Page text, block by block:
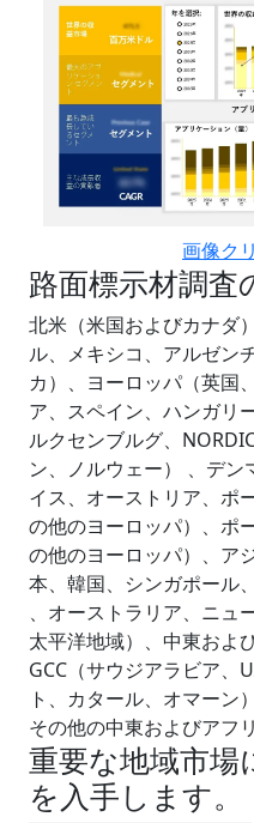
画像ク
路面標示材調査
北米（米国およびカナダ
ル、メキシコ、アルゼン
カ）、ヨーロッパ（英国
ア、スペイン、ハンガリ
ルクセンブルグ、
ン、ノルウェー） 、デ
イス、オーストリア、ポ
の他のヨーロッパ）、ポ
の他のヨーロッパ）、ア
本、韓国、シンガポール
、オーストラリア、ニュ
太平洋地域）、中東およ
GCC（サウジアラビア、
ト、カタール、オマーン
その他の中東およびアフ
重要な地域市場
を入手します。